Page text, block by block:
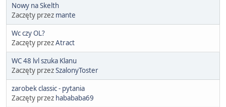
Nowy na Skelth
Zaczęty przez mante
Wc czy OL?
Zaczęty przezAtract
WC 48 lvl szuka Klanu
Zaczęty przezSzalonyToster
zarobek classic - pytania
Zaczęty przez habababa69